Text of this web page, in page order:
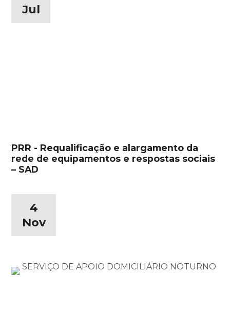
Jul
PRR - Requalificação e alargamento da
rede de equipamentos e respostas sociais
– SAD
4
Nov